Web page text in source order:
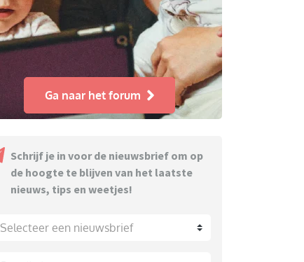
Ga naar het forum
Schrijf je in voor de nieuwsbrief om op
de hoogte te blijven van het laatste
nieuws, tips en weetjes!
Selecteer een nieuwsbrief